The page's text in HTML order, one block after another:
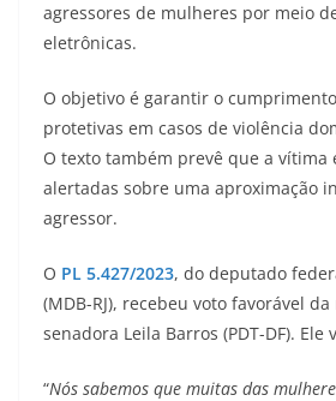
agressores de mulheres por meio
eletrônicas.
O objetivo é garantir o
protetivas em casos de violência
O texto também prevê que a vítima
alertadas sobre uma aproximação
agressor.
O PL 5.427/2023, do deputado
(MDB-RJ), recebeu voto favorável
senadora Leila Barros (PDT-DF). Ele
“Nós sabemos que muitas das